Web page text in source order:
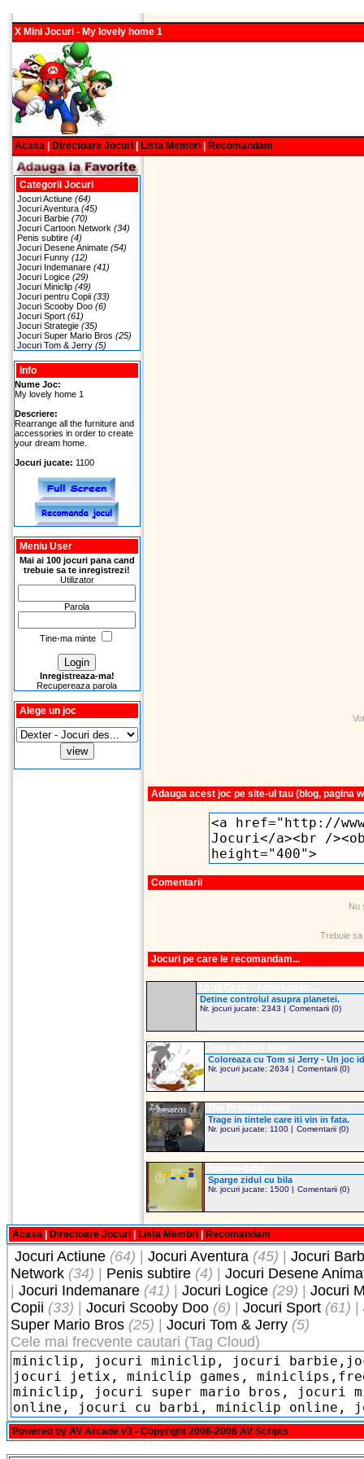
X Mini Jocuri - My lovely home 1
Acasa Directoare Jocuri Lista Membri Recomandam
Categorii Jocuri
Jocuri Actiune (64)
Jocuri Aventura (45)
Jocuri Barbie (70)
Jocuri Cartoon Network (34)
Penis subtire (4)
Jocuri Desene Animate (54)
Jocuri Funny (12)
Jocuri Indemanare (41)
Jocuri Logice (29)
Jocuri Miniclip (49)
Jocuri pentru Copii (33)
Jocuri Scooby Doo (6)
Jocuri Sport (61)
Jocuri Strategie (35)
Jocuri Super Mario Bros (25)
Jocuri Tom & Jerry (5)
Info
Nume Joc:
My lovely home 1
Descriere:
Rearrange all the furniture and
accessories in order to create
your dream home.
Jocuri jucate: 1100
Meniu User
Mai ai 100 jocuri pana cand
trebuie sa te inregistrezi!
Utilizator
Parola
Tine-ma minte
Inregistreaza-ma!
Recupereaza parola
Alege un joc
Adauga acest joc pe site-ul tau (blog, pagina
Comentarii
Nu
Trebuie
Jocuri pe care le recomandam...
Detine controlul asupra planetei.
Nr. jocuri jucate: 2343 | Comentarii (0)
Coloreaza cu Tom si Jerry - Un joc
Nr. jocuri jucate: 2634 | Comentarii (0)
Trage in tintele care iti vin in fata.
Nr. jocuri jucate: 1100 | Comentarii (0)
Sparge zidul cu bila
Nr. jocuri jucate: 1500 | Comentarii (0)
Acasa Directoare Jocuri Lista Membri Recomandam
Jocuri Actiune (64) Jocuri Aventura (45)
Jocuri
Network (34) Penis subtire (4)
Jocuri Desene
Jocuri Indemanare (41) Jocuri Logice (29)
Jocuri
Copii (33) Jocuri Scooby Doo (6) Jocuri Sport (61)
Super Mario Bros (25) Jocuri Tom & Jerry (5)
Cele mai frecvente cautari (Tag Cloud)
Powered by AV Arcade v3 - Copyright 2006-2008 AV Scripts